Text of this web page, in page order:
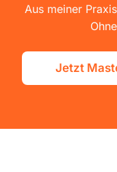
Aus meiner
Jetzt